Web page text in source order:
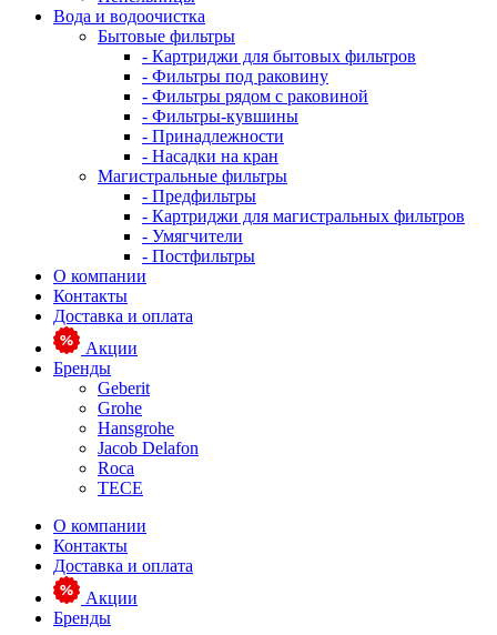
Вода и водоочистка
Бытовые фильтры
- Картриджи для бытовых фильтров
- Фильтры под раковину
- Фильтры рядом с раковиной
- Фильтры-кувшины
- Принадлежности
- Насадки на кран
Магистральные фильтры
- Предфильтры
- Картриджи для магистральных фильтров
- Умягчители
- Постфильтры
О компании
Контакты
Доставка и оплата
Акции
Бренды
Geberit
Grohe
Hansgrohe
Jacob Delafon
Roca
TECE
О компании
Контакты
Доставка и оплата
Акции
Бренды